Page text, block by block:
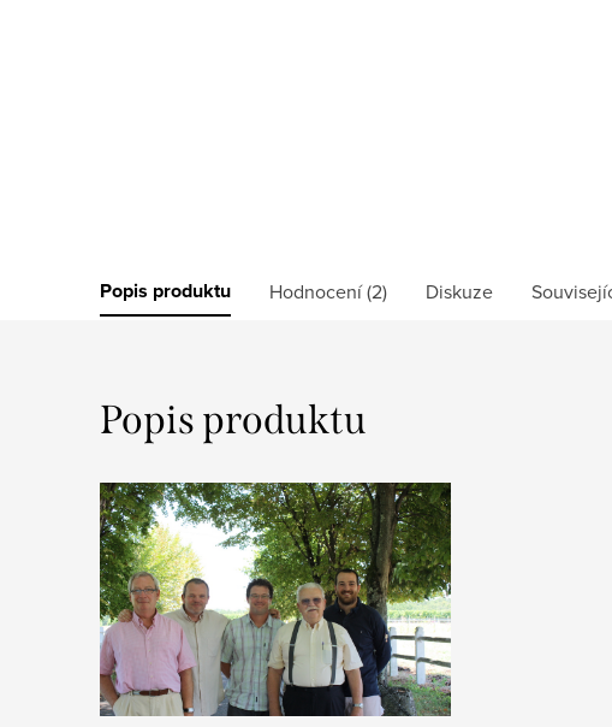
Popis produktu Hodnocení (2) Diskuze
Popis produktu